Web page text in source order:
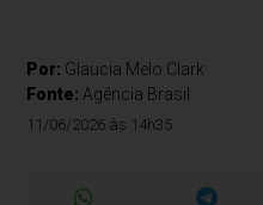
Por: Glaucia Melo Clark
Fonte: Agência Brasil
11/06/2026 às 14h35